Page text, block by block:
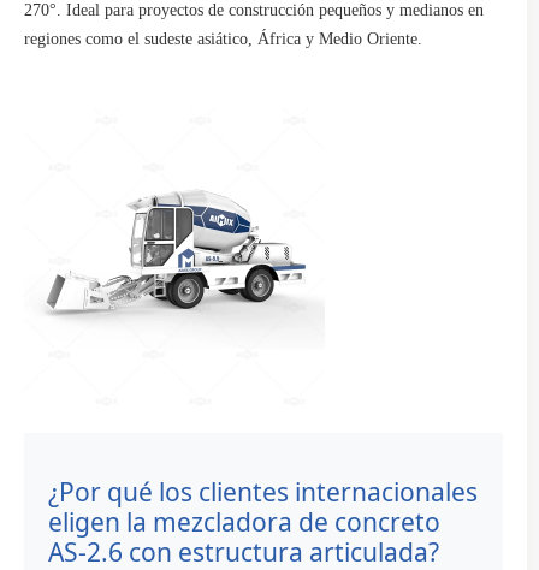
270°. Ideal para proyectos de construcción pequeños y medianos en
regiones como el sudeste asiático, África y Medio Oriente.
¿Por qué los clientes internacionales
eligen la mezcladora de concreto
AS-2.6 con estructura articulada?